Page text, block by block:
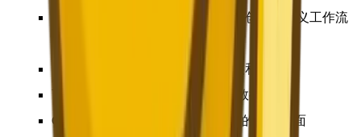
终极定制化——训练自己的模型，创建自定义工作流
庞大的社区生态系统：模型、扩展和工具
可100%离线本地运行——完全的数据隐私
ComfyUI和Automatic1111提供强大的图形界面